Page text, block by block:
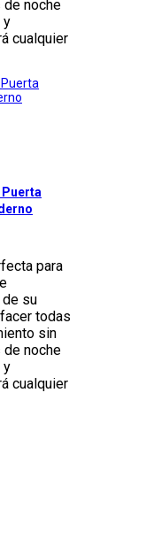
noche
y
cualquier
para
su
todas
sin
noche
y
cualquier